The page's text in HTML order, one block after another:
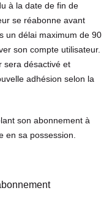
à la date de fin de
se réabonne avant
un délai maximum de 90
son compte utilisateur.
sera désactivé et
adhésion selon la
son abonnement à
en sa possession.